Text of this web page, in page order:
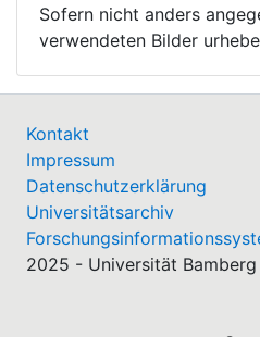
Sofern nicht anders
verwendeten Bilder
Kontakt
Impressum
Datenschutzerklärung
Universitätsarchiv
2025 - Universität Bamberg